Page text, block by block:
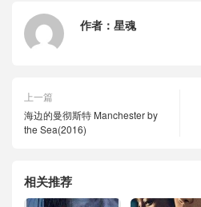
作者： 星魂
上一篇
海边的曼彻斯特 Manchester by
the Sea(2016)
相关推荐